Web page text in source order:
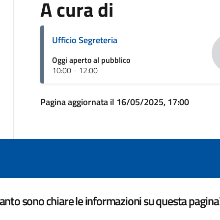
A cura di
Ufficio Segreteria
Oggi aperto al pubblico
10:00 - 12:00
Pagina aggiornata il 16/05/2025, 17:00
sono chiare le informazioni su questa